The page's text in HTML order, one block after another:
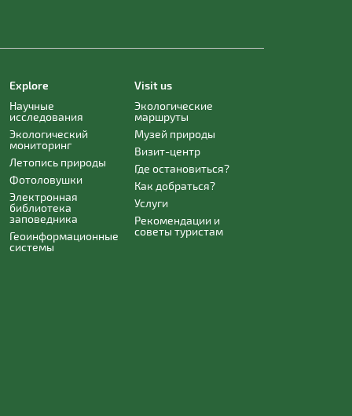
Explore
Научные
исследования
Экологический
мониторинг
Летопись природы
Фотоловушки
Электронная
библиотека
заповедника
Геоинформационные
системы
Visit us
Экологические
маршруты
Музей природы
Визит-центр
Где остановиться?
Как добраться?
Услуги
Рекомендации и
советы туристам